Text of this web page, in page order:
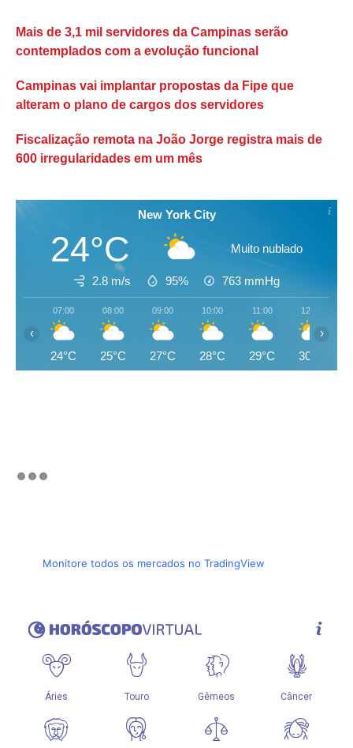
Mais de 3,1 mil servidores da Campinas serão
contemplados com a evolução funcional
Campinas vai implantar propostas da Fipe que
alteram o plano de cargos dos servidores
Fiscalização remota na João Jorge registra mais de
600 irregularidades em um mês
New York City
24°C Muito nublado
2.8 m/s 95% 763 mmHg
07:00
24°C
08:00
25°C
09:00
27°C
10:00
28°C
11:00
29°C
12:00
30°C
‹ ›
Monitore todos os mercados no TradingView